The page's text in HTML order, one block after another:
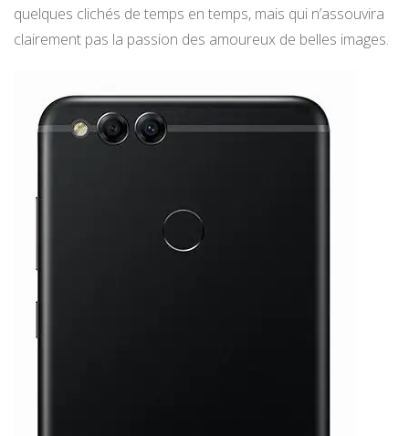
quelques clichés de temps en temps, mais qui n’assouvira
clairement pas la passion des amoureux de belles images.